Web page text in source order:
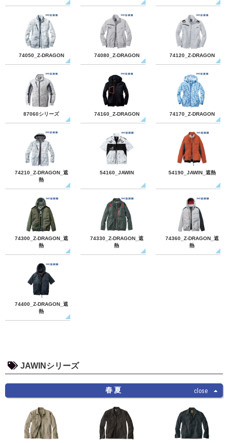
74050_Z-DRAGON 74080_Z-DRAGON 74120_Z-DRAGON
87060シリーズ 74160_Z-DRAGON 74170_Z-DRAGON
74210_Z-DRAGON_遮
熱
54160_JAWIN 54190_JAWIN_遮熱
74300_Z-DRAGON_遮
熱
74330_Z-DRAGON_遮
熱
74360_Z-DRAGON_遮
熱
74400_Z-DRAGON_遮
熱
JAWINシリーズ
春夏